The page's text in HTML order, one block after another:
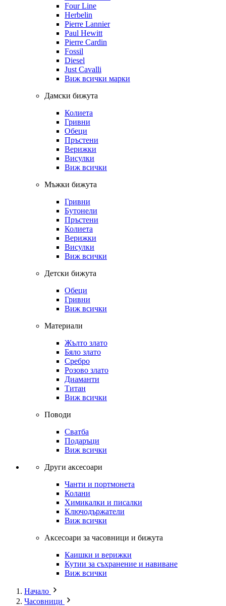
Four Line
Herbelin
Pierre Lannier
Paul Hewitt
Pierre Cardin
Fossil
Diesel
Just Cavalli
Виж всички марки
Дамски бижута
Колиета
Гривни
Обеци
Пръстени
Верижки
Висулки
Виж всички
Мъжки бижута
Гривни
Бутонели
Пръстени
Колиета
Верижки
Висулки
Виж всички
Детски бижута
Обеци
Гривни
Виж всички
Материали
Жълто злато
Бяло злато
Сребро
Розово злато
Диаманти
Титан
Виж всички
Поводи
Сватба
Подаръци
Виж всички
Други аксесоари
Чанти и портмонета
Колани
Химикалки и писалки
Ключодържатели
Виж всички
Аксесоари за часовници и бижута
Каишки и верижки
Кутии за съхранение и навиване
Виж всички
Начало
Часовници